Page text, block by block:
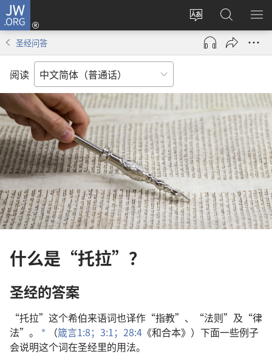
JW.ORG
更
改
网
言
登
录
（打
口）
搜
索
JW.ORG
显
圣经问答
阅读
什么是“托拉”？
圣经的答案
“托拉”这个希伯来语词也译作“指教”、“法则”及“律
法”。
a （箴言1:8； 3:1； 28:4 《和合本》）下面一些例子
会说明这个词在圣经里的用法。